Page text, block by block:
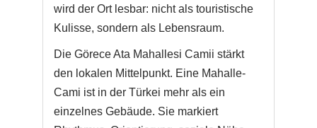
wird der Ort lesbar: nicht als touristische
Kulisse, sondern als Lebensraum.
Die Görece Ata Mahallesi Camii stärkt
den lokalen Mittelpunkt. Eine Mahalle-
Cami ist in der Türkei mehr als ein
einzelnes Gebäude. Sie markiert